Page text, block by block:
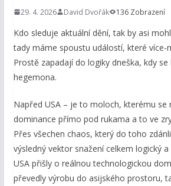
29. 4. 2026 David Dvořák 136 Zobrazení
Kdo sleduje aktuální dění, tak by asi
tady máme spoustu událostí, které více-
Prostě zapadají do logiky dneška, kdy
hegemona.
Napřed USA – je to moloch, kterému se
dominance přímo pod rukama a to ve
Přes všechen chaos, který do toho
výsledný vektor snažení celkem logický
USA přišly o reálnou technologickou
převedly výrobu do asijského prostoru,